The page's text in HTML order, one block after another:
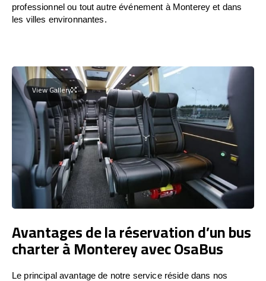
professionnel ou tout autre événement à Monterey et dans
les villes environnantes.
View Gallery
Avantages de la réservation d’un bus
charter à Monterey avec OsaBus
Le principal avantage de notre service réside dans nos